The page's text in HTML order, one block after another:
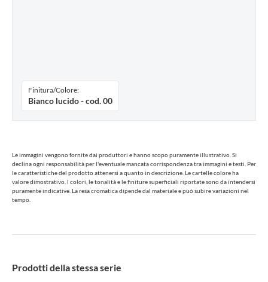
Finitura/Colore:
Bianco lucido - cod. 00
Le immagini vengono fornite dai produttori e hanno scopo puramente illustrativo. Si
declina ogni responsabilità per l'eventuale mancata corrispondenza tra immagini e testi. Per
le caratteristiche del prodotto attenersi a quanto in descrizione. Le cartelle colore ha
valore dimostrativo. I colori, le tonalità e le finiture superficiali riportate sono da intendersi
puramente indicative. La resa cromatica dipende dal materiale e può subire variazioni nel
tempo.
Prodotti della stessa serie